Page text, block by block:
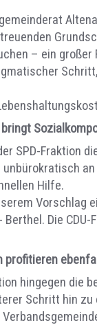
– ein
SPD-Fraktion
unbürokratisch
Hilfe.
Berthel. Die
profitieren
hingegen die
Schritt hin